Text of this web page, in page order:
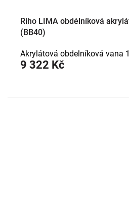
Riho LIMA obdélníková
(BB40)
9 322 Kč
Akrylátová obdelníková vana